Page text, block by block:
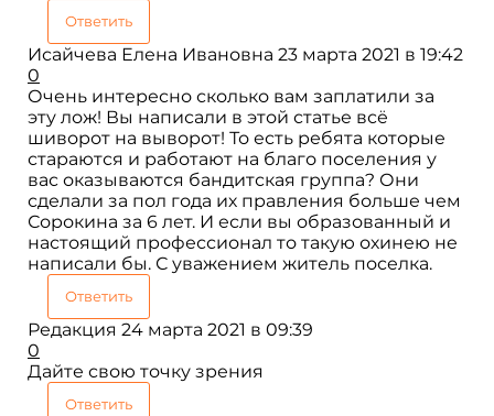
Ответить
Исайчева Елена Ивановна 23 марта 2021 в 19:42
0
Очень интересно сколько вам заплатили за
эту лож! Вы написали в этой статье всё
шиворот на выворот! То есть ребята которые
стараются и работают на благо поселения у
вас оказываются бандитская группа? Они
сделали за пол года их правления больше чем
Сорокина за 6 лет. И если вы образованный и
настоящий профессионал то такую охинею не
написали бы. С уважением житель поселка.
Ответить
Редакция 24 марта 2021 в 09:39
0
Дайте свою точку зрения
Ответить